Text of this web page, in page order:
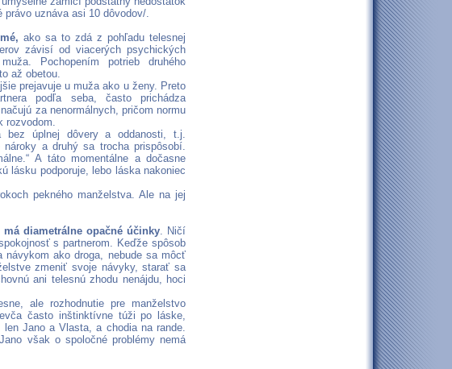
uznáva asi 10 dôvodov/.
ako sa to zdá z pohľadu telesnej
závisí od viacerých psychických
Pochopením potrieb druhého
až obetou.
prejavuje u muža ako u ženy. Preto
podľa seba, často prichádza
za nenormálnych, pričom normu
rozvodom.
úplnej dôvery a oddanosti, t.j.
a druhý sa trocha prispôsobí.
A táto momentálne a dočasne
lásku podporuje, lebo láska nakoniec
pekného manželstva. Ale na jej
diametrálne opačné účinky. Ničí
s partnerom. Keďže spôsob
návykom ako droga, nebude sa môcť
zmeniť svoje návyky, starať sa
ani telesnú zhodu nenájdu, hoci
ale rozhodnutie pre manželstvo
často inštinktívne túži po láske,
Jano a Vlasta, a chodia na rande.
však o spoločné problémy nemá